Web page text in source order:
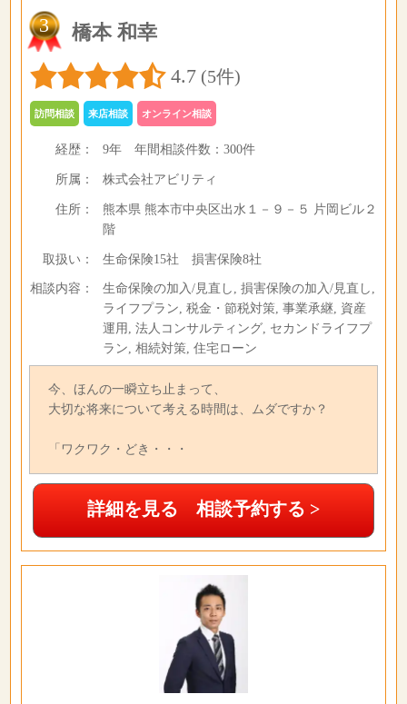
3
橋本 和幸
4.7 (5件)
訪問相談 来店相談 オンライン相談
経歴： 9年年間相談件数： 300件
所属： 株式会社アビリティ
住所：
熊本県 熊本市中央区出水１－９－５ 片岡ビル２
階
取扱い： 生命保険15社 損害保険8社
相談内容：
生命保険の加入/見直し, 損害保険の加入/見直し,
ライフプラン, 税金・節税対策, 事業承継, 資産
運用, 法人コンサルティング, セカンドライフプ
ラン, 相続対策, 住宅ローン
今、ほんの一瞬立ち止まって、
大切な将来について考える時間は、ムダですか？
「ワクワク・どき・・・
詳細を見る 相談予約する >